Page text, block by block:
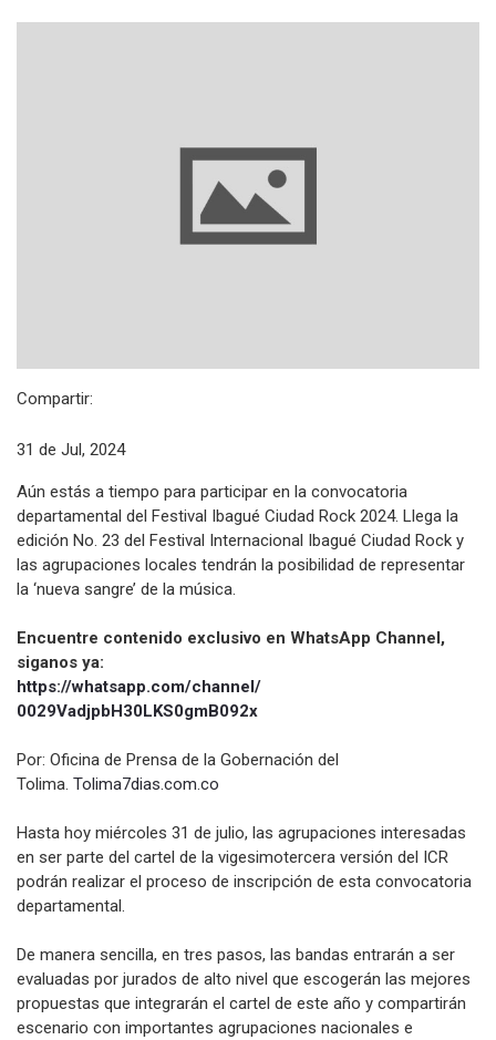
Compartir:
31 de Jul, 2024
Aún estás a tiempo para participar en la convocatoria
departamental del Festival Ibagué Ciudad Rock 2024. Llega la
edición No. 23 del Festival Internacional Ibagué Ciudad Rock y
las agrupaciones locales tendrán la posibilidad de representar
la ‘nueva sangre’ de la música.
Encuentre contenido exclusivo en WhatsApp Channel,
siganos ya:
https://whatsapp.com/channel/
0029VadjpbH30LKS0gmB092x
Por: Oficina de Prensa de la Gobernación del
Tolima. Tolima7dias.com.co
Hasta hoy miércoles 31 de julio, las agrupaciones interesadas
en ser parte del cartel de la vigesimotercera versión del ICR
podrán realizar el proceso de inscripción de esta convocatoria
departamental.
De manera sencilla, en tres pasos, las bandas entrarán a ser
evaluadas por jurados de alto nivel que escogerán las mejores
propuestas que integrarán el cartel de este año y compartirán
escenario con importantes agrupaciones nacionales e